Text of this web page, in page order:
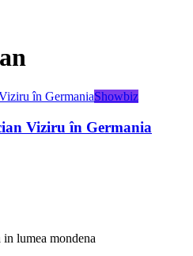
Showbiz
Viziru în Germania
lumea mondena